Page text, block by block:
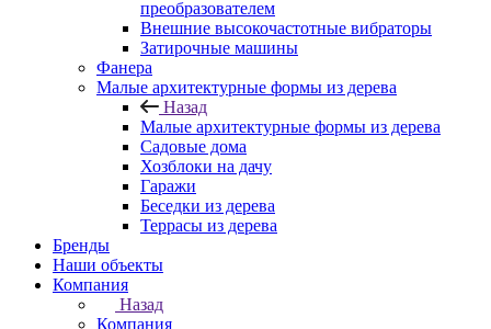
преобразователем
Внешние высокочастотные вибраторы
Затирочные машины
Фанера
Малые архитектурные формы из дерева
Назад
Малые архитектурные формы из дерева
Садовые дома
Хозблоки на дачу
Гаражи
Беседки из дерева
Террасы из дерева
Бренды
Наши объекты
Компания
Назад
Компания